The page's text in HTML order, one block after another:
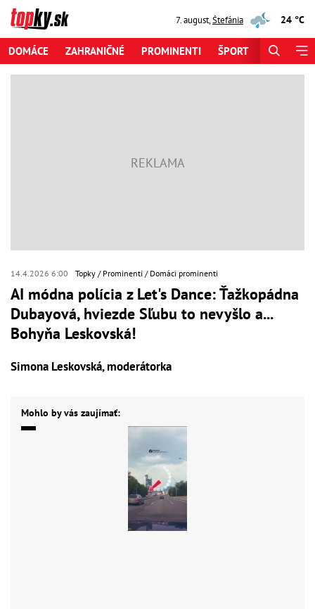
7. august,Štefánia 24 °C
DOMÁCE ZAHRANIČNÉ PROMINENTI ŠPORT
14.4.2026 6:00 Topky Prominenti Domáci prominenti
AI módna polícia z Let's Dance: Ťažkopádna
Dubayová, hviezde Sľubu to nevyšlo a...
Bohyňa Leskovská!
Simona Leskovská, moderátorka
Mohlo by vás zaujímať: